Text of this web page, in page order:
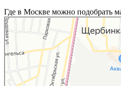
Где в Москве можно подобрать